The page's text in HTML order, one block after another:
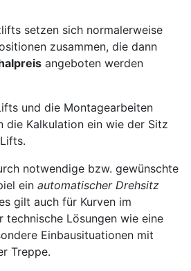
setzen sich normalerweise
zusammen, die dann
angeboten werden
und die Montagearbeiten
die Kalkulation ein wie der Sitz
notwendige bzw. gewünschte
ein automatischer Drehsitz
gilt auch für Kurven im
technische Lösungen wie eine
Einbausituationen mit
Treppe.